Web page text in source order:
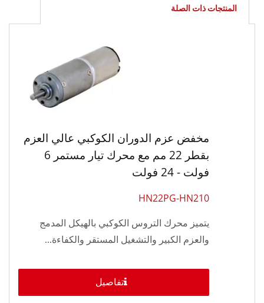
المنتجات ذات الصلة
مخفض عزم الدوران الكوكبي عالي العزم
بقطر 22 مم مع محرك تيار مستمر 6
فولت - 24 فولت
HN22PG-HN210
يتميز محرك التروس الكوكبي بالهيكل المدمج
والعزم الكبير والتشغيل المستقر والكفاءة...
تفاصيل